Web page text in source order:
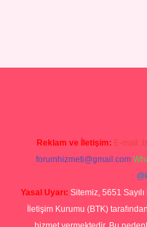
Reklam ve İletişim: E-mail:
forumhizmeti@gmail.com
Yasal Uyarı: Sitemiz, 5651
İletişim Kurumu (BTK)